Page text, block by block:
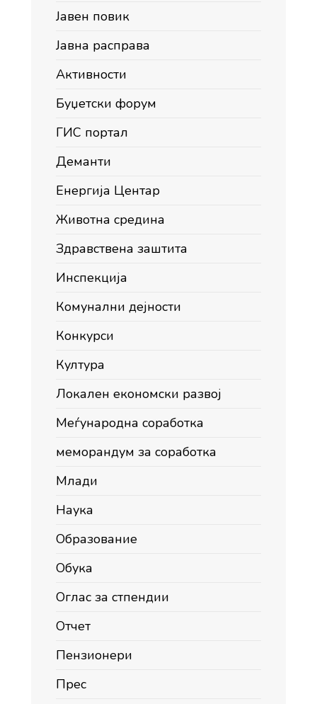
Јавен повик
Јавна расправа
Активности
Буџетски форум
ГИС портал
Деманти
Енергија Центар
Животна средина
Здравствена заштита
Инспекција
Комунални дејности
Конкурси
Култура
Локален економски развој
Меѓународна соработка
меморандум за соработка
Млади
Наука
Образование
Обука
Оглас за стпендии
Отчет
Пензионери
Прес